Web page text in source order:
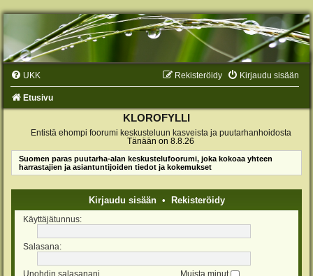
UKK Kirjaudu sisään
Rekisteröidy
Etusivu
KLOROFYLLI
Entistä ehompi foorumi keskusteluun kasveista ja puutarhanhoidosta
Tänään on 8.8.26
Suomen paras puutarha-alan keskustelufoorumi, joka kokoaa yhteen
harrastajien ja asiantuntijoiden tiedot ja kokemukset
Kirjaudu sisään• Rekisteröidy
Käyttäjätunnus:
Salasana: